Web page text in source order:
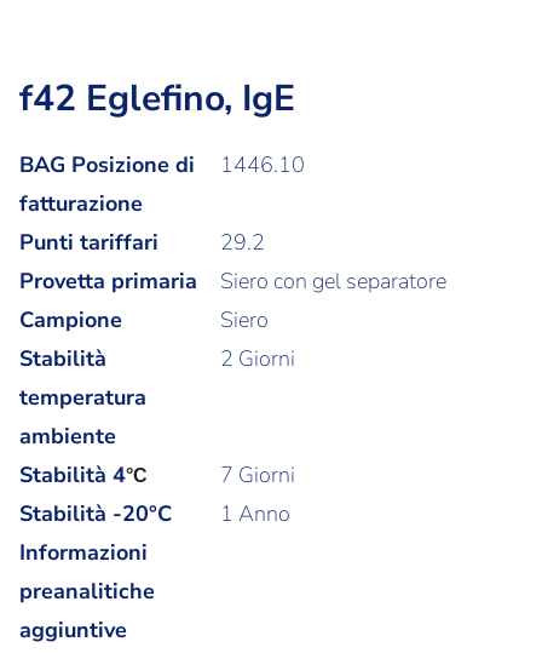
f42 Eglefino, IgE
BAG Posizione di
fatturazione
1446.10
Punti tariffari
29.2
Provetta primaria
Siero con gel separatore
Campione
Siero
Stabilità
temperatura
ambiente
2 Giorni
Stabilità 4°C
7 Giorni
Stabilità -20°C
1 Anno
Informazioni
preanalitiche
aggiuntive